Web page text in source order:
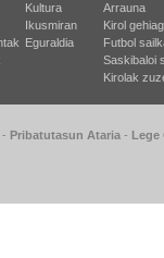
Kultura
Ikusmiran
Eguraldia
Arrauna
Kirol
Futbol
Saskibaloi
Kirolak
- Pribatutasun Ataria - Lege